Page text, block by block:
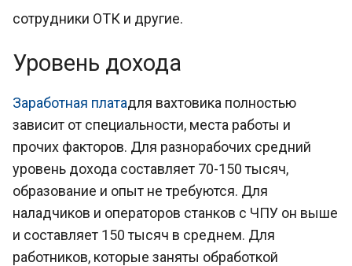
сотрудники ОТК и другие.
Уровень дохода
Заработная платадля вахтовика полностью
зависит от специальности, места работы и
прочих факторов. Для разнорабочих средний
уровень дохода составляет 70-150 тысяч,
образование и опыт не требуются. Для
наладчиков и операторов станков с ЧПУ он выше
и составляет 150 тысяч в среднем. Для
работников, которые заняты обработкой